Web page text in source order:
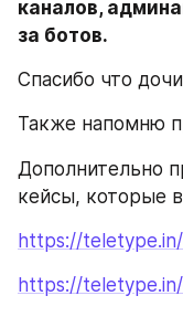
каналов,
за ботов.
Спасибо что
Также напомню
Дополнительно
кейсы, которые
https://teletype.in/
https://teletype.in/